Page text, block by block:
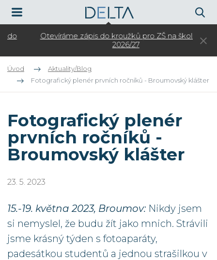
Otevíráme zápis do kroužků pro ZŠ na školní rok
2026/27
Úvod
Aktuality/Blog
Fotografický plenér prvních ročníků - Broumovský klášter
Fotografický plenér
prvních ročníků -
Broumovský klášter
23. 5. 2023
15.-19. května 2023, Broumov: Nikdy jsem
si nemyslel, že budu žít jako mnich. Strávili
jsme krásný týden s fotoaparáty,
padesátkou studentů a jednou strašilkou v